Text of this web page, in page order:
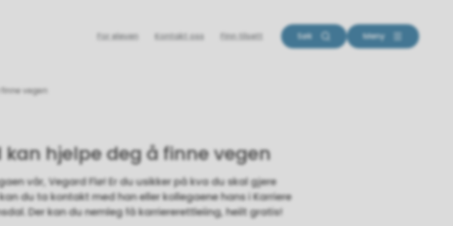
For eleven Kontakt oss Finn tilsett Søk Meny
vegen
kan hjelpe deg å finne vegen
vår, Vegard Flø! Er du usikker på kva du skal gjere
du ta kontakt med han eller kollegaene hans i Karriere
Der kan du nemleg få karriererettleiing, heilt gratis!